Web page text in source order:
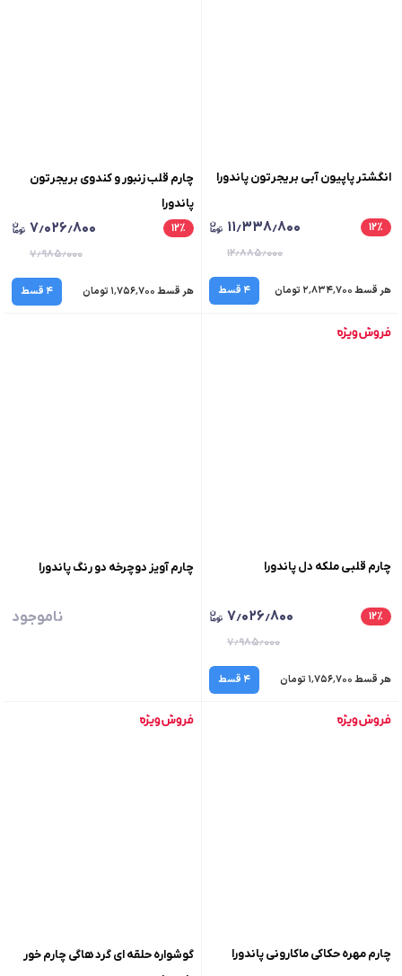
انگشتر پاپیون آبی بریجرتون پاندورا
۱۲٪ ۱۱٫۳۳۸٫۸۰۰
۱۲٫۸۸۵٫۰۰۰
هر قسط ۲٬۸۳۴٬۷۰۰ تومان ۴ قسط
چارم قلب زنبور و کندوی بریجرتون
پاندورا
۱۲٪ ۷٫۰۲۶٫۸۰۰
۷٫۹۸۵٫۰۰۰
هر قسط ۱٬۷۵۶٬۷۰۰ تومان ۴ قسط
چارم قلبی ملکه دل پاندورا
۱۲٪ ۷٫۰۲۶٫۸۰۰
۷٫۹۸۵٫۰۰۰
هر قسط ۱٬۷۵۶٬۷۰۰ تومان ۴ قسط
چارم آویز دوچرخه دو رنگ پاندورا
ناموجود
چارم مهره حکاکی ماکارونی پاندورا
گوشواره حلقه ای گرد هاگی چارم خور